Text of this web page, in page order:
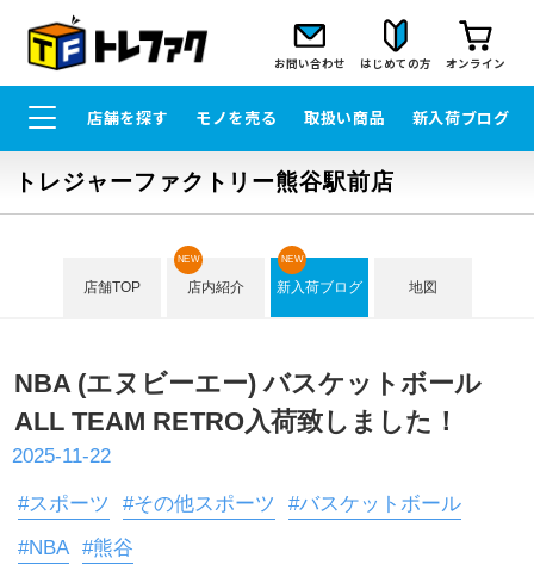
お問い合わせ はじめての方 オンライン
店舗を探す モノを売る 取扱い商品 新入荷ブログ
トレジャーファクトリー熊谷駅前店
店舗TOP 店内紹介
NEW
新入荷ブログ
NEW
地図
NBA (エヌビーエー) バスケットボール
ALL TEAM RETRO入荷致しました！
2025-11-22
#スポーツ #その他スポーツ
#バスケットボール
#NBA #熊谷